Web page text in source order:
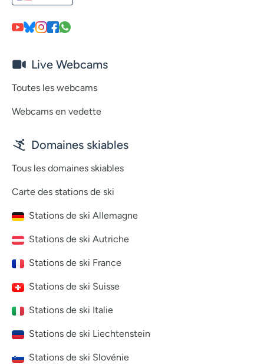
Live Webcams
Toutes les webcams
Webcams en vedette
Domaines skiables
Tous les domaines skiables
Carte des stations de ski
Stations de ski Allemagne
Stations de ski Autriche
Stations de ski France
Stations de ski Suisse
Stations de ski Italie
Stations de ski Liechtenstein
Stations de ski Slovénie